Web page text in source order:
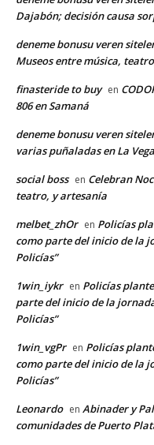
Dajabón; decisión causa
deneme bonusu veren
Museos entre música,
finasteride to buy en
806 en Samaná
deneme bonusu veren
varias puñaladas en La Vega
social boss en Celebran
teatro, y artesanía
melbet_zhOr en Policías
como parte del inicio de la
Policías”
1win_iykr en Policías
parte del inicio de la
Policías”
1win_vgPr en Policías
como parte del inicio de la
Policías”
Leonardo en Abinader y
comunidades de Puerto